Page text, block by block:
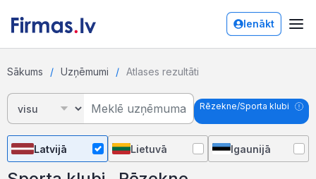
Ienākt
Sākums Uzņēmumi Atlases rezultāti
Rēzekne/Sporta klubi
Latvijā Lietuvā Igaunijā